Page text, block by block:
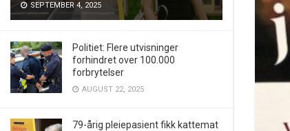
SEPTEMBER 4, 2025
Politiet: Flere utvisninger
forhindret over 100.000
forbrytelser
AUGUST 22, 2025
79-årig pleiepasient fikk kattemat